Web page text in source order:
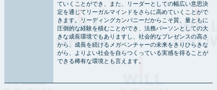
ていくことができ、また、リーダーとしての幅広い意思決
定を通じてリーガルマインドをさらに高めていくことがで
きます。リーディングカンパニーだからこそ質、量ともに
圧倒的な経験を積むことができ、法務パーソンとしての大
きな成長環境でもありますし、社会的なプレゼンスの高さ
から、成長を続けるメガベンチャーの未来をきりひらきな
がら、よりよい社会を自らつくっている実感を得ることが
できる稀有な環境とも言えます。